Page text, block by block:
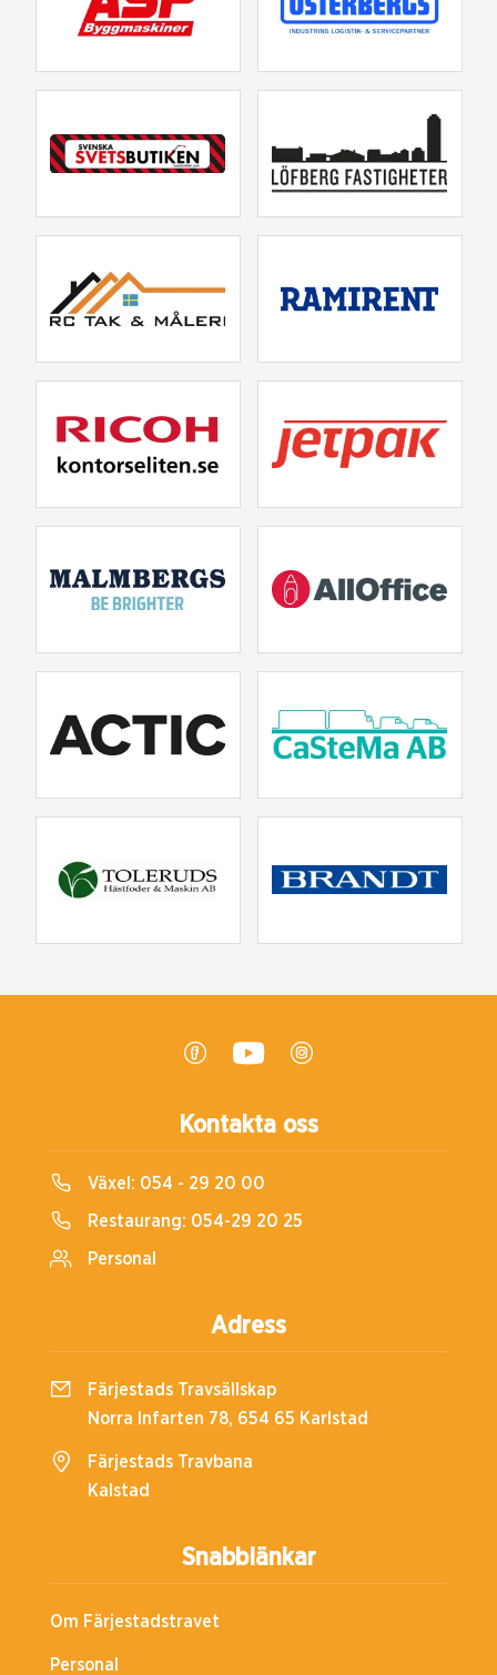
Snabblänkar
Om Färjestadstravet
Personal
Kontakta oss
Växel: 054 - 29 20 00
Restaurang: 054-29 20 25
Personal
Adress
Färjestads Travsällskap
Norra Infarten 78, 654 65 Karlstad
Färjestads Travbana
Kalstad